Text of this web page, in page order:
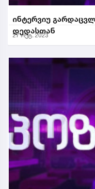
ინტერვიუ
დედასთან
27 ოქტ. 2023